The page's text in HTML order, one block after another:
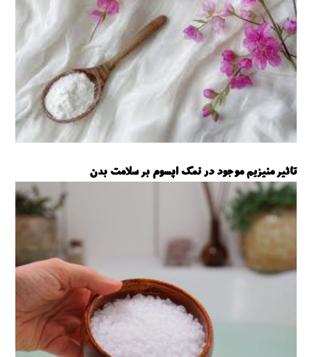
تاثیر منیزیم موجود در نمک اپسوم بر سلامت بدن
نمک اپسوم